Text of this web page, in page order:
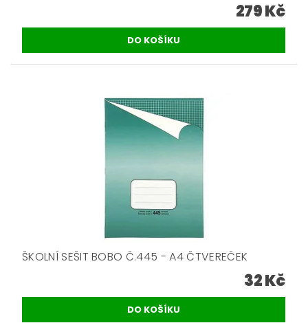
279 Kč
ŠKOLNÍ SEŠIT BOBO Č.445 - A4 ČTVEREČEK
32 Kč